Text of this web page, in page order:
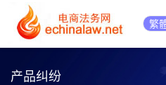
繁
产品纠纷